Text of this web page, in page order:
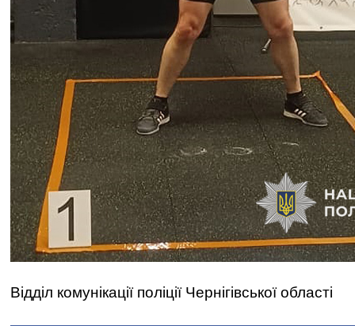
Відділ комунікації поліції Чернігівської області